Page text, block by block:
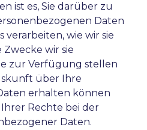
ist es, Sie darüber zu
Daten
verarbeiten, wie wir sie
wir sie
zur Verfügung stellen
über Ihre
erhalten können
Rechte bei der
Daten.